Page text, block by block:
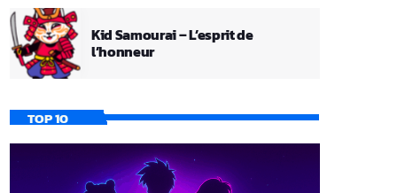
Kid Samourai – L’esprit de
l’honneur
TOP 10